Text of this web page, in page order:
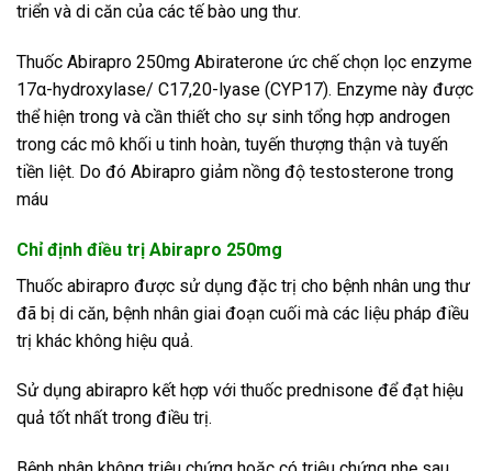
triển và di căn của các tế bào ung thư.
Thuốc Abirapro 250mg Abiraterone ức chế chọn lọc enzyme
17α-hydroxylase/ C17,20-lyase (CYP17). Enzyme này được
thể hiện trong và cần thiết cho sự sinh tổng hợp androgen
trong các mô khối u tinh hoàn, tuyến thượng thận và tuyến
tiền liệt. Do đó Abirapro giảm nồng độ testosterone trong
máu
Chỉ định điều trị Abirapro 250mg
Thuốc abirapro được sử dụng đặc trị cho bệnh nhân ung thư
đã bị di căn, bệnh nhân giai đoạn cuối mà các liệu pháp điều
trị khác không hiệu quả.
Sử dụng abirapro kết hợp với thuốc prednisone để đạt hiệu
quả tốt nhất trong điều trị.